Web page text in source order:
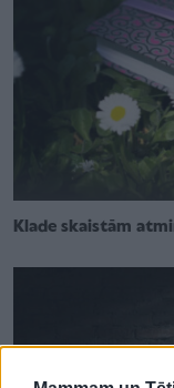
Klade skaistām